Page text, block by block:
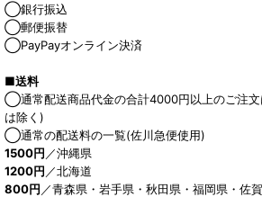
◯銀行振込
◯郵便振替
◯PayPayオンライン決済
■送料
◯通常配送商品代金の合計4000円以上のご注文
は除く)
◯通常の配送料の一覧(佐川急便使用)
1500円 ／沖縄県
1200円 ／北海道
800円 ／青森県・岩手県・秋田県・福岡県・佐